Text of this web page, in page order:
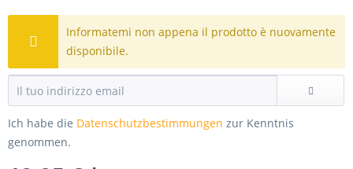
Informatemi non appena il prodotto è nuovamente
disponibile.
Ich habe die Datenschutzbestimmungen zur Kenntnis
genommen.